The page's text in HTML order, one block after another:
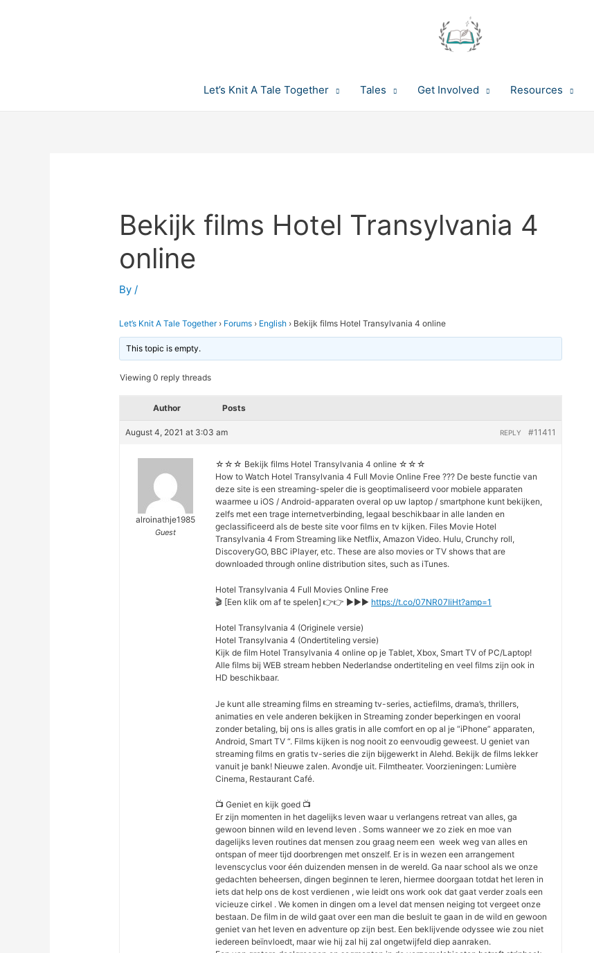
Let’s Knit A Tale Together Tales Get Involved Resources
Bekijk films Hotel Transylvania 4
online
By/
Let’s Knit A Tale Together › Forums › English › Bekijk films Hotel Transylvania 4 online
This topic is empty.
Viewing 0 reply threads
Author Posts
August 4, 2021 at 3:03 am #11411
REPLY
alroinathje1985
Guest
☆☆☆ Bekijk films Hotel Transylvania 4 online ☆☆☆
How to Watch Hotel Transylvania 4 Full Movie Online Free ??? De beste functie van
deze site is een streaming-speler die is geoptimaliseerd voor mobiele apparaten
waarmee u iOS / Android-apparaten overal op uw laptop / smartphone kunt bekijken,
zelfs met een trage internetverbinding, legaal beschikbaar in alle landen en
geclassificeerd als de beste site voor films en tv kijken. Files Movie Hotel
Transylvania 4 From Streaming like Netflix, Amazon Video. Hulu, Crunchy roll,
DiscoveryGO, BBC iPlayer, etc. These are also movies or TV shows that are
downloaded through online distribution sites, such as iTunes.
Hotel Transylvania 4 Full Movies Online Free
🎬 [Een klik om af te spelen] 👉👉 ►►► https://t.co/07NR07IiHt?amp=1
Hotel Transylvania 4 (Originele versie)
Hotel Transylvania 4 (Ondertiteling versie)
Kijk de film Hotel Transylvania 4 online op je Tablet, Xbox, Smart TV of PC/Laptop!
Alle films bij WEB stream hebben Nederlandse ondertiteling en veel films zijn ook in
HD beschikbaar.
Je kunt alle streaming films en streaming tv-series, actiefilms, drama’s, thrillers,
animaties en vele anderen bekijken in Streaming zonder beperkingen en vooral
zonder betaling, bij ons is alles gratis in alle comfort en op al je “iPhone” apparaten,
Android, Smart TV “. Films kijken is nog nooit zo eenvoudig geweest. U geniet van
streaming films en gratis tv-series die zijn bijgewerkt in Alehd. Bekijk de films lekker
vanuit je bank! Nieuwe zalen. Avondje uit. Filmtheater. Voorzieningen: Lumière
Cinema, Restaurant Café.
📺 Geniet en kijk goed 📺
Er zijn momenten in het dagelijks leven waar u verlangens retreat van alles, ga
gewoon binnen wild en levend leven . Soms wanneer we zo ziek en moe van
dagelijks leven routines dat mensen zou graag neem een ​​ week weg van alles en
ontspan of meer tijd doorbrengen met onszelf. Er is in wezen een arrangement
levenscyclus voor één duizenden mensen in de wereld. Ga naar school als we onze
gedachten beheersen, dingen beginnen te leren, hiermee doorgaan totdat het leren in
iets dat help ons de kost verdienen , wie leidt ons work ook dat gaat verder zoals een
vicieuze cirkel . We komen in dingen om a level dat mensen neiging tot vergeet onze
bestaan. De film in de wild gaat over een man die besluit te gaan in de wild en gewoon
geniet van het leven en adventure op zijn best. Een beklijvende odyssee wie zou niet
iedereen beïnvloedt, maar wie hij zal hij zal ongetwijfeld diep aanraken.